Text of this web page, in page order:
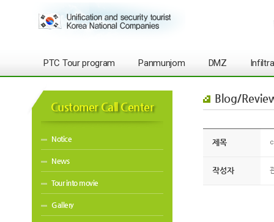
PTC Tour program Panmunjom DMZ
Customer Call Center
Notice
News
Tour into movie
Gallery
Blog/
제목
작성자